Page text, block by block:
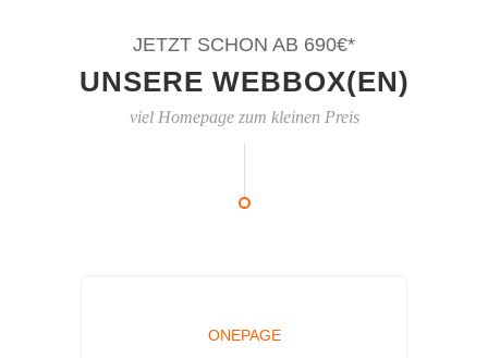
JETZT SCHON AB 690€*
UNSERE WEBBOX(EN)
viel Homepage zum kleinen Preis
ONEPAGE